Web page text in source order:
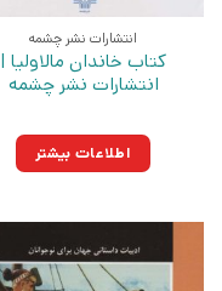
انتشارات نشر چشمه
کتاب خاندان مالاولیا |
انتشارات نشر چشمه
اطلاعات بیشتر